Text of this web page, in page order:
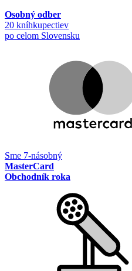
Osobný odber
20 kníhkupectiev
po celom Slovensku
Sme 7-násobný
MasterCard
Obchodník roka